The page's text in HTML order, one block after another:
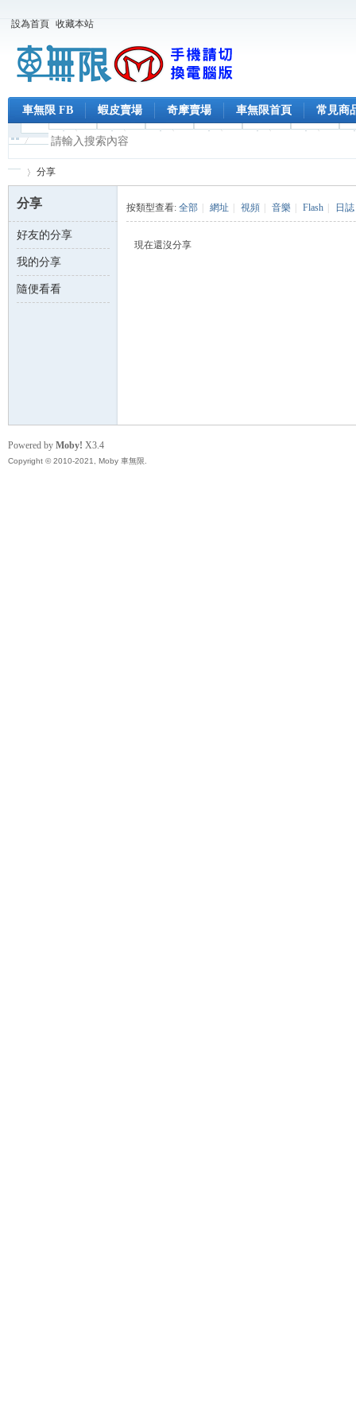
設為首頁 收藏本站
車無限 FB 蝦皮賣場 奇摩賣場 車無限首頁 常見商
車 ›
分享
分享
好友的分享
我的分享
隨便看看
按類型查看: 全部 網址 視頻 音樂 Flash 日誌
現在還沒分享
Powered by Moby! X3.4
Copyright © 2010-2021, Moby 車無限.